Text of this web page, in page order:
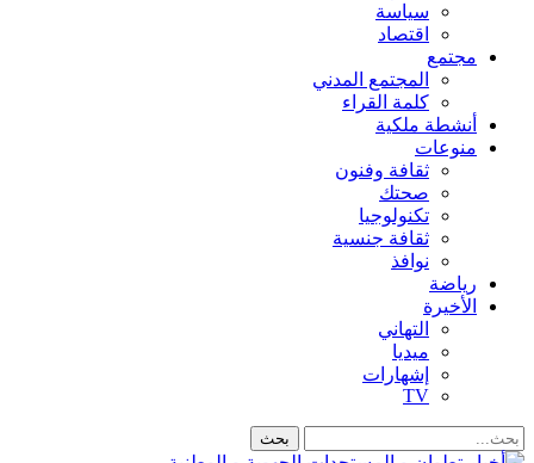
سياسة
اقتصاد
مجتمع
المجتمع المدني
كلمة القراء
أنشطة ملكية
منوعات
ثقافة وفنون
صحتك
تكنولوجيا
ثقافة جنسية
نوافذ
رياضة
الأخيرة
التهاني
ميديا
إشهارات
TV